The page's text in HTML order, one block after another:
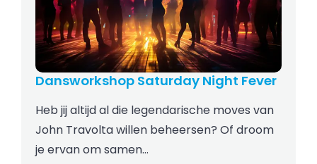
Dansworkshop Saturday Night Fever
Heb jij altijd al die legendarische moves van
John Travolta willen beheersen? Of droom
je ervan om samen…